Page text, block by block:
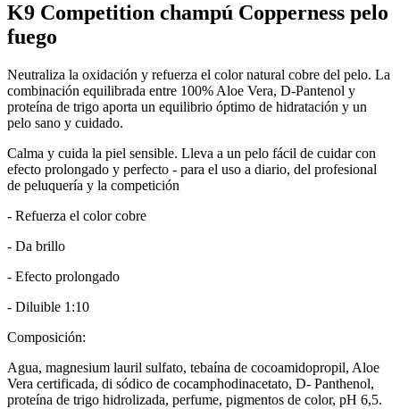
K9 Competition champú Copperness pelo
fuego
Neutraliza la oxidación y refuerza el color natural cobre del pelo. La
combinación equilibrada entre 100% Aloe Vera, D-Pantenol y
proteína de trigo aporta un equilibrio óptimo de hidratación y un
pelo sano y cuidado.
Calma y cuida la piel sensible. Lleva a un pelo fácil de cuidar con
efecto prolongado y perfecto - para el uso a diario, del profesional
de peluquería y la competición
- Refuerza el color cobre
- Da brillo
- Efecto prolongado
- Diluible 1:10
Composición:
Agua, magnesium lauril sulfato, tebaína de cocoamidopropil, Aloe
Vera certificada, di sódico de cocamphodinacetato, D- Panthenol,
proteína de trigo hidrolizada, perfume, pigmentos de color, pH 6,5.